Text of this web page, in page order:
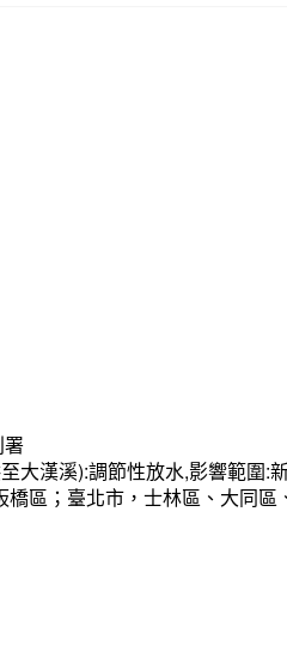
大漢溪):調節性放水,影響範圍
橋區；臺北市，士林區、大同